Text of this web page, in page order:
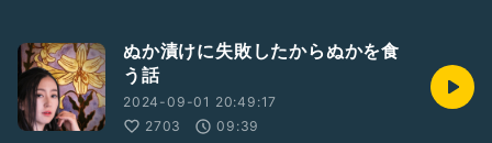
ぬか漬けに失敗したからぬかを食
う話
2024-09-01 20:49:17
2703
09:39